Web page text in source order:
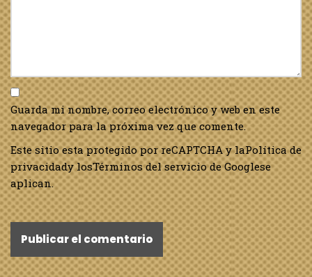
Guarda mi nombre, correo electrónico y web en este
navegador para la próxima vez que comente.
Este sitio esta protegido por reCAPTCHA y laPolítica de
privacidady losTérminos del servicio de Googlese
aplican.